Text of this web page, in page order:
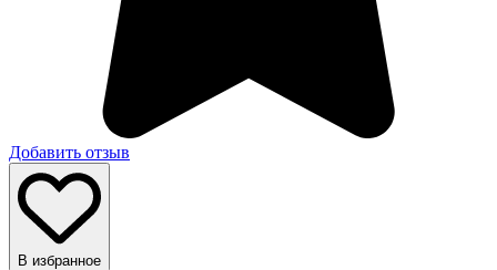
Добавить отзыв
В избранное